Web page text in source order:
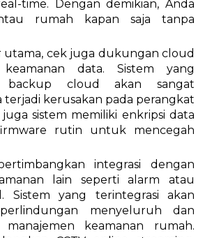
time. Dengan demikian, Anda
rumah kapan saja tanpa
utama, cek juga dukungan cloud
data. Sistem yang
backup cloud akan sangat
terjadi kerusakan pada perangkat
juga sistem memiliki enkripsi data
rutin untuk mencegah
integrasi dengan
lain seperti alarm atau
Sistem yang terintegrasi akan
menyeluruh dan
manajemen keamanan rumah.